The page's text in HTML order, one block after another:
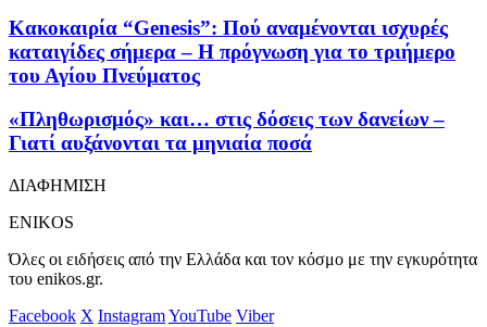
Κακοκαιρία “Genesis”: Πού αναμένονται ισχυρές
καταιγίδες σήμερα – Η πρόγνωση για το τριήμερο
του Αγίου Πνεύματος
«Πληθωρισμός» και… στις δόσεις των δανείων –
Γιατί αυξάνονται τα μηνιαία ποσά
ΔΙΑΦΗΜΙΣΗ
ENIKOS
Όλες οι ειδήσεις από την Ελλάδα και τον κόσμο με την εγκυρότητα
του enikos.gr.
Facebook X InstagramYouTube Viber